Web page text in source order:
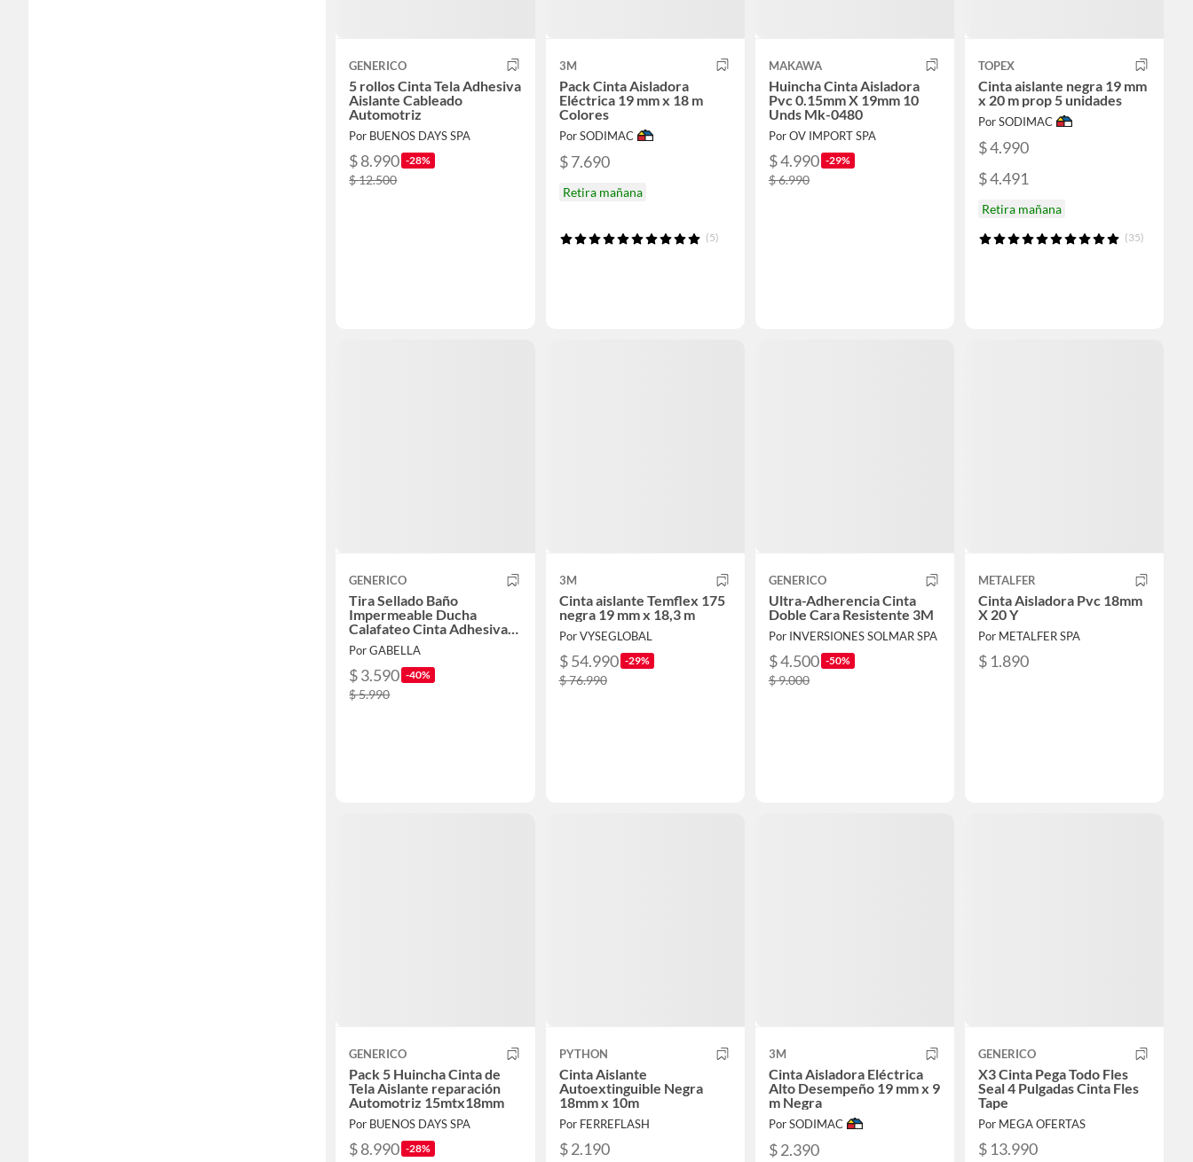
GENERICO
5 rollos Cinta Tela Adhesiva
Aislante Cableado
Automotriz
Por BUENOS DAYS SPA
$ 8.990 -28%
$ 12.500
3M
Pack Cinta Aisladora
Eléctrica 19 mm x 18 m
Colores
Por SODIMAC
$ 7.690
Retira mañana
(5)
MAKAWA
Huincha Cinta Aisladora
Pvc 0.15mm X 19mm 10
Unds Mk-0480
Por OV IMPORT SPA
$ 4.990 -29%
$ 6.990
TOPEX
Cinta aislante negra 19 mm
x 20 m prop 5 unidades
Por SODIMAC
$ 4.990
$ 4.491
Retira mañana
(35)
GENERICO
Tira Sellado Baño
Impermeable Ducha
Calafateo Cinta Adhesiva
Negro
Por GABELLA
$ 3.590 -40%
$ 5.990
3M
Cinta aislante Temflex 175
negra 19 mm x 18,3 m
Por VYSEGLOBAL
$ 54.990 -29%
$ 76.990
GENERICO
Ultra-Adherencia Cinta
Doble Cara Resistente 3M
Por INVERSIONES SOLMAR SPA
$ 4.500 -50%
$ 9.000
METALFER
Cinta Aisladora Pvc 18mm
X 20 Y
Por METALFER SPA
$ 1.890
GENERICO
Pack 5 Huincha Cinta de
Tela Aislante reparación
Automotriz 15mtx18mm
Por BUENOS DAYS SPA
$ 8.990 -28%
PYTHON
Cinta Aislante
Autoextinguible Negra
18mm x 10m
Por FERREFLASH
$ 2.190
3M
Cinta Aisladora Eléctrica
Alto Desempeño 19 mm x 9
m Negra
Por SODIMAC
$ 2.390
GENERICO
X3 Cinta Pega Todo Fles
Seal 4 Pulgadas Cinta Fles
Tape
Por MEGA OFERTAS
$ 13.990